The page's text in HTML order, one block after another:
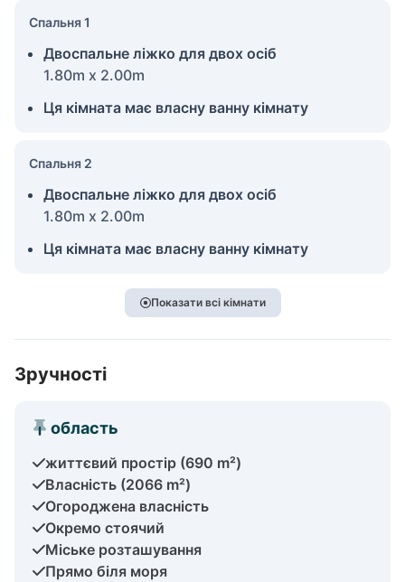
Спальня 1
Двоспальне ліжко для двох осіб
1.80m x 2.00m
Ця кімната має власну ванну кімнату
Спальня 2
Двоспальне ліжко для двох осіб
1.80m x 2.00m
Ця кімната має власну ванну кімнату
Показати всі кімнати
Зручності
область
життєвий простір (690 m²)
Власність (2066 m²)
Огороджена власність
Окремо стоячий
Міське розташування
Прямо біля моря